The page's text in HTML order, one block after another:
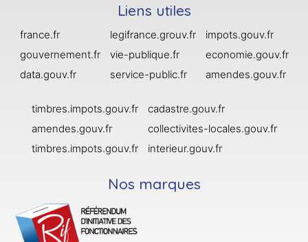
Liens utiles
france.fr
gouvernement.fr
data.gouv.fr
legifrance.grouv.fr
vie-publique.fr
service-public.fr
impots.gouv.fr
economie.gouv.fr
amendes.gouv.fr
timbres.impots.gouv.fr
amendes.gouv.fr
timbres.impots.gouv.fr
cadastre.gouv.fr
collectivites-locales.gouv.fr
interieur.gouv.fr
Nos marques